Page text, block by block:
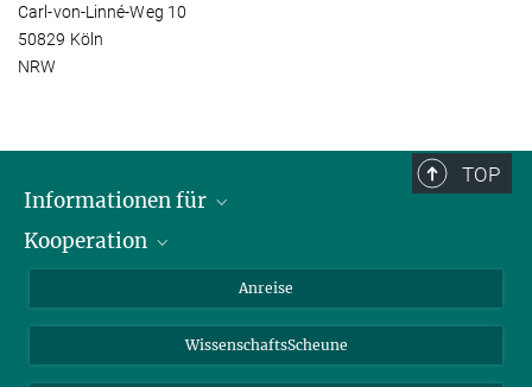
Carl-von-Linné-Weg 10
50829 Köln
NRW
TOP
Informationen für
Studierende
Kooperation
Anreise
WissenschaftsScheune